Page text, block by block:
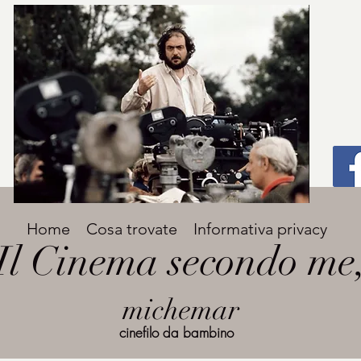
Titolo
grande
Avenir Light una delle font preferite dai
designer. Facile da leggere, viene
utilizzata per titoli e paragrafi.
Cinema secondo
michemar
Home Cosa trovate Informativa privacy
cinefilo da bambino